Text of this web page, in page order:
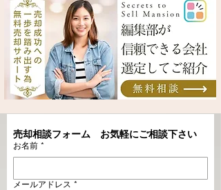
売却相談フォーム　お気軽にご相談下さい
お名前 *
メールアドレス *